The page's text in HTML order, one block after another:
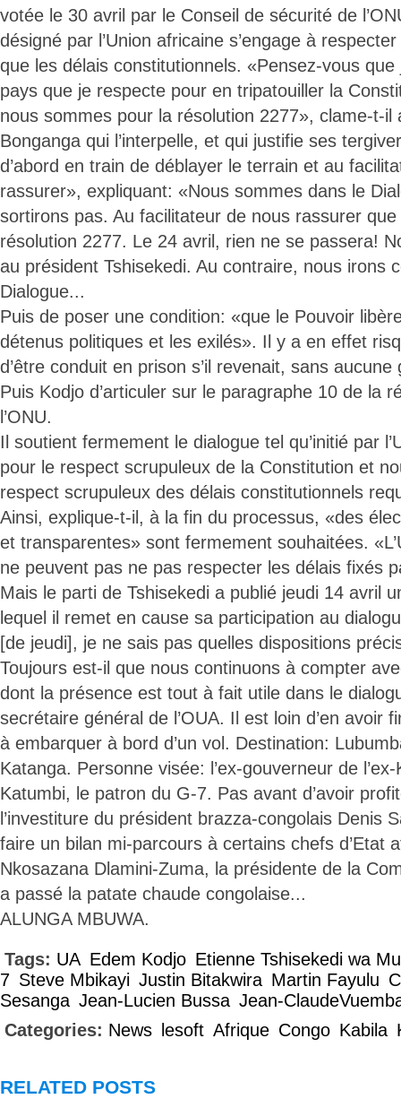
votée le 30 avril par le Conseil de sécurité de
désigné par l’Union africaine s’engage à
que les délais constitutionnels. «Pensez-vous
pays que je respecte pour en tripatouiller la
nous sommes pour la résolution 2277», clame-t-il
Bonganga qui l’interpelle, et qui justifie ses
d’abord en train de déblayer le terrain et au
rassurer», expliquant: «Nous sommes dans le
sortirons pas. Au facilitateur de nous rassurer
résolution 2277. Le 24 avril, rien ne se passera!
au président Tshisekedi. Au contraire, nous irons
Dialogue...
Puis de poser une condition: «que le Pouvoir
détenus politiques et les exilés». Il y a en effet
d’être conduit en prison s’il revenait, sans aucune
Puis Kodjo d’articuler sur le paragraphe 10 de la
l’ONU.
Il soutient fermement le dialogue tel qu’initié par
pour le respect scrupuleux de la Constitution et
respect scrupuleux des délais constitutionnels
Ainsi, explique-t-il, à la fin du processus, «des
et transparentes» sont fermement souhaitées.
ne peuvent pas ne pas respecter les délais fixés
Mais le parti de Tshisekedi a publié jeudi 14 avril
lequel il remet en cause sa participation au
[de jeudi], je ne sais pas quelles dispositions
Toujours est-il que nous continuons à compter
dont la présence est tout à fait utile dans le
secrétaire général de l’OUA. Il est loin d’en avoir
à embarquer à bord d’un vol. Destination:
Katanga. Personne visée: l’ex-gouverneur de
Katumbi, le patron du G-7. Pas avant d’avoir
l’investiture du président brazza-congolais Denis
faire un bilan mi-parcours à certains chefs d’Etat
Nkosazana Dlamini-Zuma, la présidente de la
a passé la patate chaude congolaise...
ALUNGA MBUWA.
Tags: UA Edem Kodjo Etienne Tshisekedi wa
7 Steve Mbikayi Justin Bitakwira Martin Fayulu
Sesanga Jean-Lucien Bussa Jean-
Categories: News lesoft Afrique Congo Kabila
RELATED POSTS